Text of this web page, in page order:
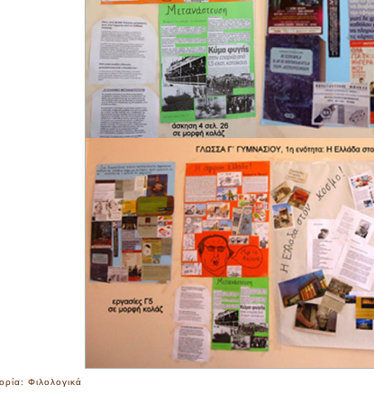
Φιλολογικά